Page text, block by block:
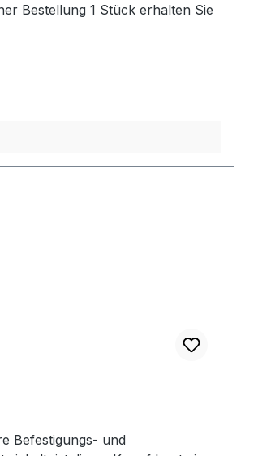
Bestellung 1 Stück erhalten Sie
Befestigungs- und